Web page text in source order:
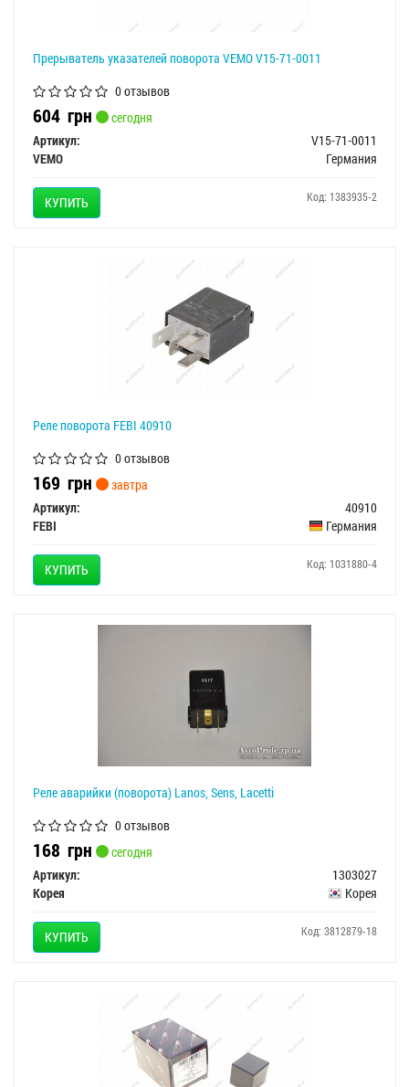
Прерыватель указателей поворота VEMO V15-71-0011
0 отзывов
604 грн
сегодня
Артикул:
V15-71-0011
VEMO
Германия
КУПИТЬ Код: 1383935-2
Реле поворота FEBI 40910
0 отзывов
169 грн
завтра
Артикул:
40910
FEBI
Германия
КУПИТЬ Код: 1031880-4
Реле аварийки (поворота) Lanos, Sens, Lacetti
0 отзывов
168 грн
сегодня
Артикул:
1303027
Корея
Корея
КУПИТЬ Код: 3812879-18